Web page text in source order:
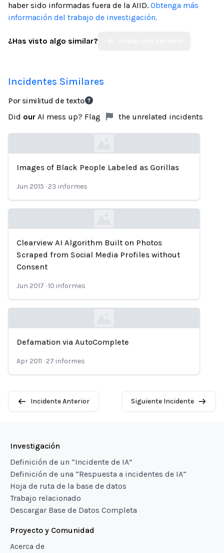
haber sido informadas fuera de la AIID. Obtenga más
información del trabajo de investigación.
¿Has visto algo similar?
Incidentes Similares
Por similitud de texto
Did our AI mess up? Flag the unrelated incidents
Loading...
Images of Black People Labeled as Gorillas
Jun 2015 · 23 informes
Loading...
Clearview AI Algorithm Built on Photos
Scraped from Social Media Profiles without
Consent
Jun 2017 ·10 informes
Defamation via AutoComplete
Apr 2011 · 27 informes
Incidente Anterior Siguiente Incidente
Investigación
Definición de un “Incidente de IA”
Definición de una “Respuesta a incidentes de IA”
Hoja de ruta de la base de datos
Trabajo relacionado
Descargar Base de Datos Completa
Proyecto y Comunidad
Acerca de